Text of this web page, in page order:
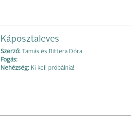
Káposztaleves
Szerző: Tamás és Bittera Dóra
Fogás:
Nehézség: Ki kell próbálnia!